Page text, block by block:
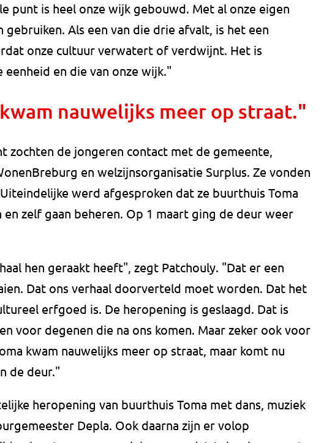
punt is heel onze wijk gebouwd. Met al onze eigen
gebruiken. Als een van die drie afvalt, is het een
onze cultuur verwatert of verdwijnt. Het is
en die van onze wijk."
nauwelijks meer op straat."
zochten de jongeren contact met de gemeente,
en welzijnsorganisatie Surplus. Ze vonden
werd afgesproken dat ze buurthuis Toma
zelf gaan beheren. Op 1 maart ging de deur weer
hen geraakt heeft", zegt Patchouly. "Dat er een
Dat ons verhaal doorverteld moet worden. Dat het
erfgoed is. De heropening is geslaagd. Dat is
voor degenen die na ons komen. Maar zeker ook voor
kwam nauwelijks meer op straat, maar komt nu
de deur."
heropening van buurthuis Toma met dans, muziek
Depla. Ook daarna zijn er volop